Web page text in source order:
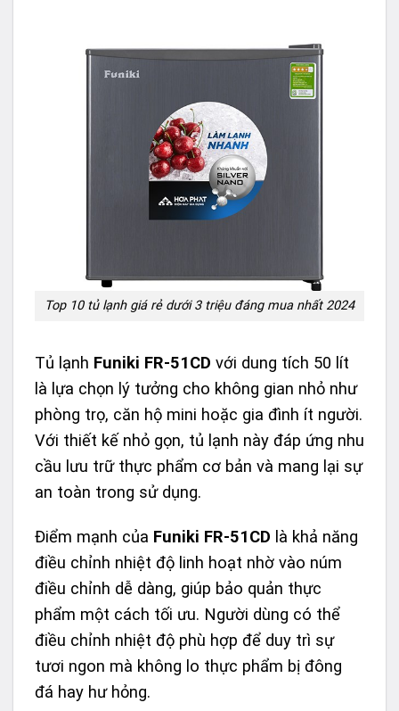
Top 10 tủ lạnh giá rẻ dưới 3 triệu đáng mua nhất 2024
Tủ lạnh Funiki FR-51CD với dung tích 50 lít
là lựa chọn lý tưởng cho không gian nhỏ như
phòng trọ, căn hộ mini hoặc gia đình ít người.
Với thiết kế nhỏ gọn, tủ lạnh này đáp ứng nhu
cầu lưu trữ thực phẩm cơ bản và mang lại sự
an toàn trong sử dụng.
Điểm mạnh của Funiki FR-51CD là khả năng
điều chỉnh nhiệt độ linh hoạt nhờ vào núm
điều chỉnh dễ dàng, giúp bảo quản thực
phẩm một cách tối ưu. Người dùng có thể
điều chỉnh nhiệt độ phù hợp để duy trì sự
tươi ngon mà không lo thực phẩm bị đông
đá hay hư hỏng.